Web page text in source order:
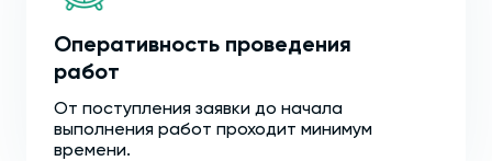
Оперативность проведения
работ
От поступления заявки до начала
выполнения работ проходит минимум
времени.